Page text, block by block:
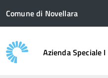
Comune di Novellara
Azienda Speciale